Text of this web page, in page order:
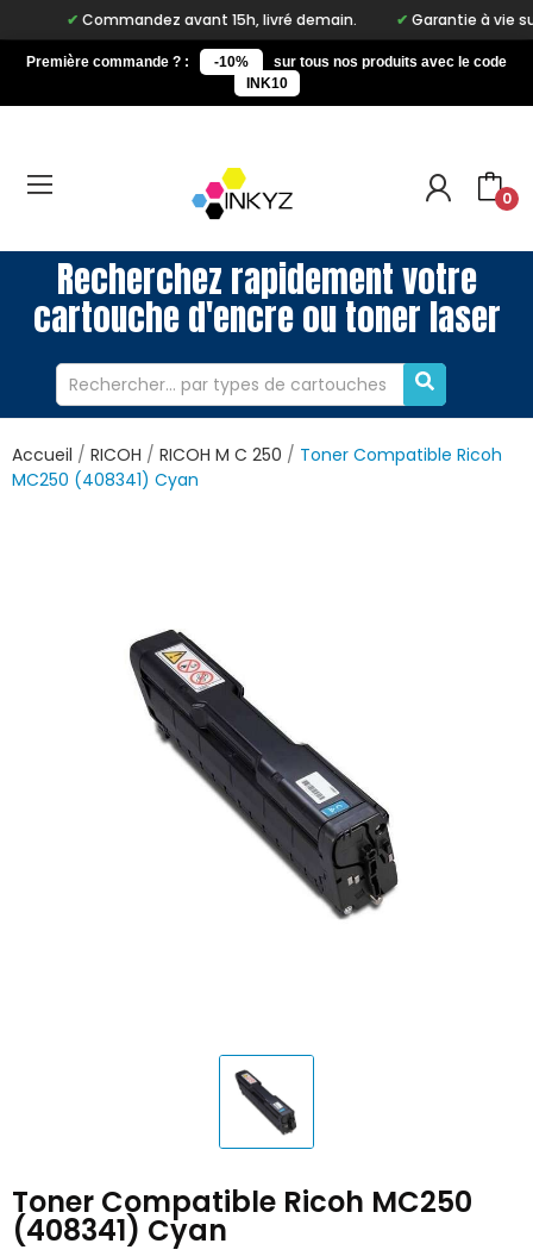
Commandez avant 15h, livré demain. Garantie à vie sur
Première commande ? : -10%
sur tous nos produits avec le code
INK10
0
Recherchez rapidement votre
cartouche d'encre ou toner laser
Accueil RICOH RICOH M C 250
Toner Compatible Ricoh
MC250 (408341) Cyan
Toner Compatible Ricoh MC250
(408341) Cyan